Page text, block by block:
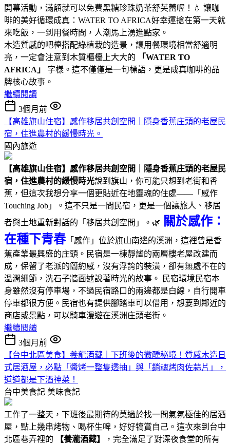
開幕活動，滿額就可以免費黑糖珍珠奶茶舒芙蕾喔！💧 讓咖
啡的美好循環成真：WATER TO AFRICA好幸運搶在第一天就
來吃飯，一到用餐時間，人潮馬上湧進點家。
木造質感的吧檯搭配綠植栽的造景，讓用餐環境相當舒適明
亮，一定會注意到木質櫃檯上大大的
「WATER TO
AFRICA」
字樣。這不僅僅是一句標語，更是成真咖啡的品
牌核心故事。
繼續閱讀
3個月前
【高雄旗山住宿】感作移居共創空間｜隱身香蕉庄頭的老屋民
宿，住進農村的緩慢時光。
國內旅遊
【高雄旗山住宿】感作移居共創空間｜隱身香蕉庄頭的老屋民
宿，住進農村的緩慢時光說到旗山，你可能只想到老街和香
蕉，但這次我想分享一個更貼近在地靈魂的住處——「感作
Touching Job」。這不只是一間民宿，更是一個讓旅人、移居
者與土地重新對話的「移居共創空間」。🌿
關於感作：
在種下青春「感作」位於旗山南邊的溪洲，這裡曾是香
蕉產業最興盛的庄頭。民宿是一棟靜謐的兩層樓老屋改建而
成，保留了老派的簡約感，沒有浮誇的裝潢，卻有無處不在的
溫潤細節，洗石子牆面述說著時光的故事。 民宿環境民宿本
身雖然沒有停車場，不過民宿路口的兩邊都是白線，自行開車
停車都很方便。民宿也有提供腳踏車可以借用，想要到鄰近的
商店或景點，可以騎車漫遊在溪洲庄頭老街。
繼續閱讀
3個月前
【台中北區美食】養龍酒藏｜下班後的微醺秘境！質感木造日
式居酒屋，必點「醬烤一整隻透抽」與「銷魂烤肉佐蒜片」，
道道都是下酒神菜！
台中美食記 美味食記
工作了一整天，下班後最期待的莫過於找一間氣氛極佳的居酒
屋，點上幾串烤物、喝杯生啤，好好犒賞自己。這次來到台中
北區巷弄裡的
【養瀧酒藏】
，完全滿足了對深夜食堂的所有